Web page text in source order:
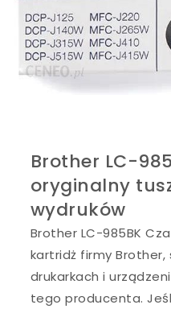
Brother LC-
oryginalny
wydruków
Brother LC-985BK
kartridż firmy
drukarkach i
tego producenta.